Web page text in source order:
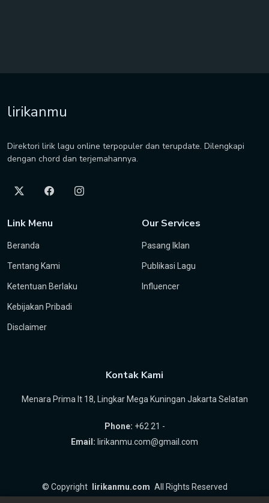
lirikanmu
Direktori lirik lagu online terpopuler dan terupdate. Dilengkapi
dengan chord dan terjemahannya.
Link Menu
Beranda
Tentang Kami
Ketentuan Berlaku
Kebijakan Pribadi
Disclaimer
Our Services
Pasang Iklan
Publikasi Lagu
Influencer
Kontak Kami
Menara Prima lt 18, Lingkar Mega Kuningan Jakarta Selatan
Phone: +62 21 -
Email: lirikanmu.com@gmail.com
© Copyright lirikanmu.com All Rights Reserved